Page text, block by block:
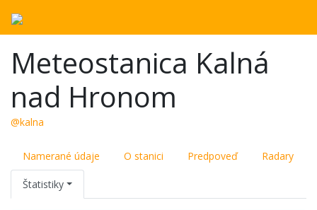
Meteostanica Kalná
nad Hronom
@kalna
Namerané údaje O stanici Predpoveď Radary
Štatistiky